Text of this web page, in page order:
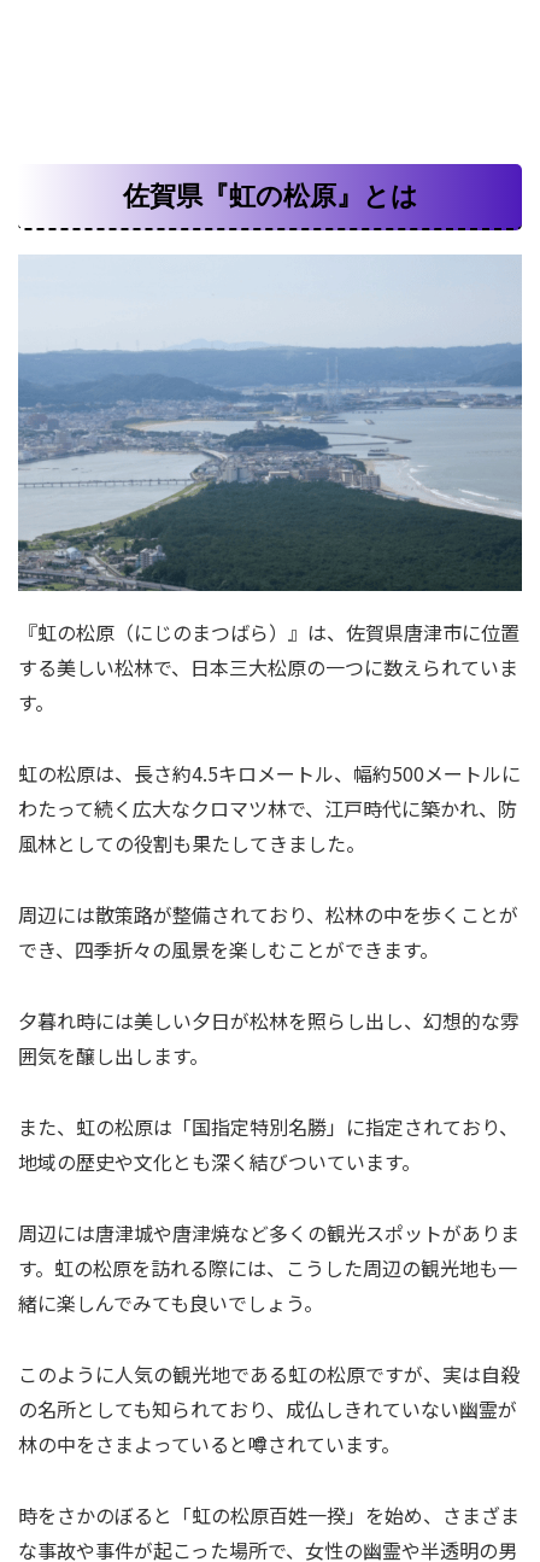
佐賀県『虹の松原』とは
『虹の松原（にじのまつばら）』は、佐賀県唐津市に位置
する美しい松林で、日本三大松原の一つに数えられていま
す。
虹の松原は、長さ約4.5キロメートル、幅約500メートルに
わたって続く広大なクロマツ林で、江戸時代に築かれ、防
風林としての役割も果たしてきました。
周辺には散策路が整備されており、松林の中を歩くことが
でき、四季折々の風景を楽しむことができます。
夕暮れ時には美しい夕日が松林を照らし出し、幻想的な雰
囲気を醸し出します。
また、虹の松原は「国指定特別名勝」に指定されており、
地域の歴史や文化とも深く結びついています。
周辺には唐津城や唐津焼など多くの観光スポットがありま
す。虹の松原を訪れる際には、こうした周辺の観光地も一
緒に楽しんでみても良いでしょう。
このように人気の観光地である虹の松原ですが、実は自殺
の名所としても知られており、成仏しきれていない幽霊が
林の中をさまよっていると噂されています。
時をさかのぼると「虹の松原百姓一揆」を始め、さまざま
な事故や事件が起こった場所で、女性の幽霊や半透明の男